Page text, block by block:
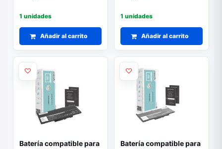
1 unidades
Añadir al carrito
1 unidades
Añadir al carrito
Batería compatible para
Batería compatible para